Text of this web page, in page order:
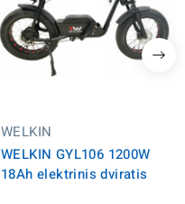
WELKIN
WELKIN GYL106 1200W
18Ah elektrinis dviratis